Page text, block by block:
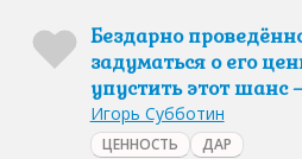
Бездарно
задуматься о его
упустить этот шанс
Игорь Субботин
ЦЕННОСТЬ ДАР